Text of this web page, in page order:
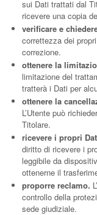
sui Dati trattati dal
ricevere una copia
verificare e
correttezza dei
correzione.
ottenere la
limitazione del
tratterà i Dati per
ottenere la
L’Utente può
Titolare.
ricevere i propri
diritto di ricevere i
leggibile da
ottenerne il
proporre reclamo.
controllo della
sede giudiziale.